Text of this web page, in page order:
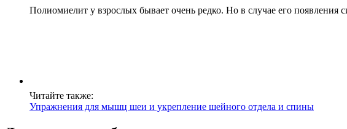
Полиомиелит у взрослых бывает очень редко. Но в случае его
Читайте также:
Упражнения для мышц шеи и укрепление шейного отдела и спины